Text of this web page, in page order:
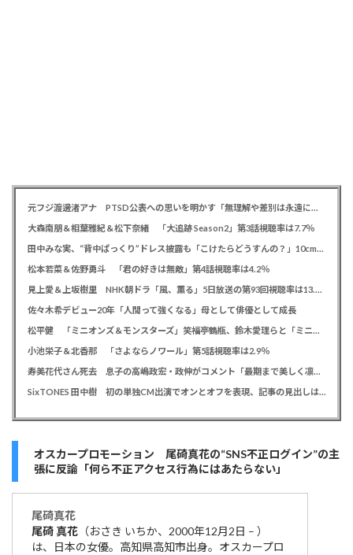
元フジ渡邊渚アナ PTSD公表への思いを明かす「無理解や差別は永遠に変わらない」「同じ病気になったことのない人間にはわからない」
大森南朋＆相葉雅紀＆松下奈緒 「大追跡 Season2」第3話視聴率は7.7％
田中みな実、“背中ぱっくり”ドレス披露も「こけたらどうすんの？」10cm超ヒールに心配の声寄せられる
松本若菜＆佐野勇斗 「君の好きは無敵」第4話視聴率は4.2％
見上愛＆上坂樹里 NHK朝ドラ「風、薫る」5日放送の第93回視聴率は13.5％
佐々木希デビュー20年「人間って強くなる」母として俳優として成長
松平健 「ミニオンズ＆モンスターズ」笑福亭鶴瓶、鈴木愛理らと「ミニおんど」披露も「サンバの方が楽」と本音
小池栄子＆北香那 「さよならノワール」第5話視聴率は2.9％
寿美花代さん死去 息子の高嶋政宏・政伸がコメント「最期まで美しく凛とした表情」「最期の最期まで大女優」「
SixTONES 田中樹 初の単独CM出演でオンとオフを表現、記事の見出しは「“いい男の休日”にしてください」とアピール
オスカープロモーション 尾碕真花の“SNS不正ログイン”の主
張に反論「何ら不正アクセス行為にはあたらない」
尾碕真花
尾碕 真花 （おさき いちか、2000年12月2日 – ）
は、日本の女優。高知県高知市出身。オスカープロ